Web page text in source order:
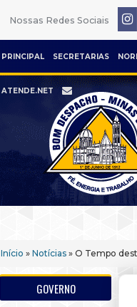
Nossas Redes Sociais
PRINCIPAL SECRETARIAS
ATENDE.NET
Início » Notícias » O Tempo
GOVERNO